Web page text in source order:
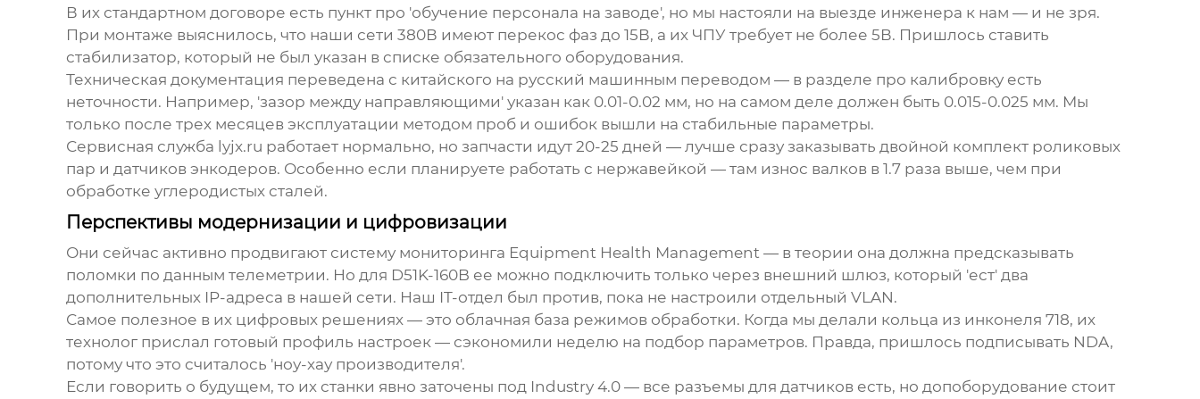
В их стандартном договоре есть пункт про 'обучение персонала на заводе', но мы настояли на выезде инженера к нам — и не зря.
При монтаже выяснилось, что наши сети 380В имеют перекос фаз до 15В, а их ЧПУ требует не более 5В. Пришлось ставить
стабилизатор, который не был указан в списке обязательного оборудования.
Техническая документация переведена с китайского на русский машинным переводом — в разделе про калибровку есть
неточности. Например, 'зазор между направляющими' указан как 0.01-0.02 мм, но на самом деле должен быть 0.015-0.025 мм. Мы
только после трех месяцев эксплуатации методом проб и ошибок вышли на стабильные параметры.
Сервисная служба lyjx.ru работает нормально, но запчасти идут 20-25 дней — лучше сразу заказывать двойной комплект роликовых
пар и датчиков энкодеров. Особенно если планируете работать с нержавейкой — там износ валков в 1.7 раза выше, чем при
обработке углеродистых сталей.
Перспективы модернизации и цифровизации
Они сейчас активно продвигают систему мониторинга Equipment Health Management — в теории она должна предсказывать
поломки по данным телеметрии. Но для D51K-160B ее можно подключить только через внешний шлюз, который 'ест' два
дополнительных IP-адреса в нашей сети. Наш IT-отдел был против, пока не настроили отдельный VLAN.
Самое полезное в их цифровых решениях — это облачная база режимов обработки. Когда мы делали кольца из инконеля 718, их
технолог прислал готовый профиль настроек — сэкономили неделю на подбор параметров. Правда, пришлось подписывать NDA,
потому что это считалось 'ноу-хау производителя'.
Если говорить о будущем, то их станки явно заточены под Industry 4.0 — все разъемы для датчиков есть, но допоборудование стоит